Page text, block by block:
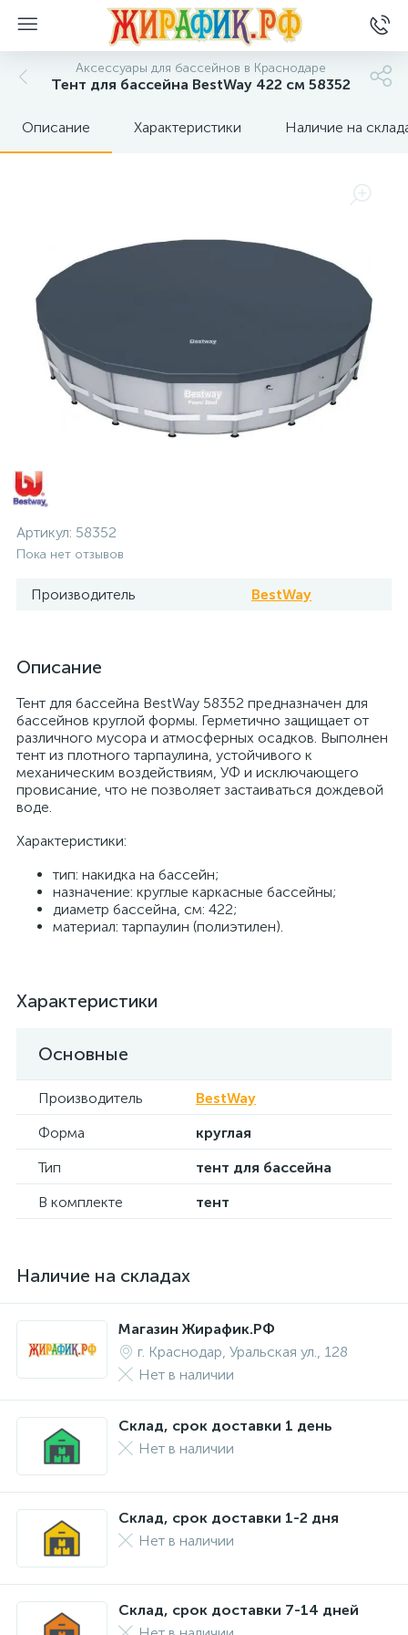
Аксессуары для бассейнов в Краснодаре
Тент для бассейна BestWay 422 см 58352
Описание Характеристики Наличие на
Артикул: 58352
Пока нет отзывов
Производитель BestWay
Описание
Тент для бассейна BestWay 58352 предназначен для
бассейнов круглой формы. Герметично защищает от
различного мусора и атмосферных осадков. Выполнен
тент из плотного тарпаулина, устойчивого к
механическим воздействиям, УФ и исключающего
провисание, что не позволяет застаиваться дождевой
воде.
Характеристики:
тип: накидка на бассейн;
назначение: круглые каркасные бассейны;
диаметр бассейна, см: 422;
материал: тарпаулин (полиэтилен).
Характеристики
Основные
Производитель
BestWay
Форма
круглая
Тип
тент для бассейна
В комплекте
тент
Наличие на складах
Магазин Жирафик.РФ
г. Краснодар, Уральская ул., 128
Нет в наличии
Склад, срок доставки 1 день
Нет в наличии
Склад, срок доставки 1-2 дня
Нет в наличии
Склад, срок доставки 7-14 дней